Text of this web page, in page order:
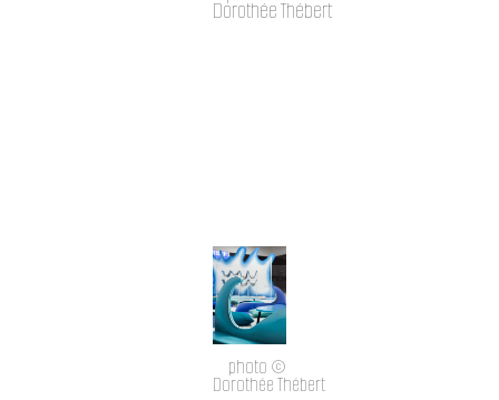
Dorothée Thébert
photo ©
Dorothée Thébert